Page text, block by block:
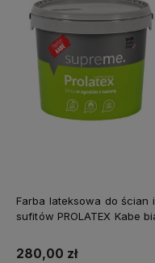
Farba lateksowa do ścian i
sufitów PROLATEX Kabe biała
matowa
280,00 zł